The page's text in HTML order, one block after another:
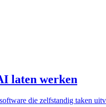
laten werken
die zelfstandig taken